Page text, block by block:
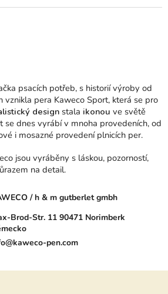
je 5 z 5 hvězdiček.
psacích potřeb, s historií výroby od
vznikla pera Kaweco Sport, která se pro
design stala ikonou ve světě
se dnes vyrábí v mnoha provedeních, od
i mosazné provedení plnicích per.
jsou vyráběny s láskou, pozorností,
na detail.
/ h & m gutberlet gmbh
Brod-Str. 11 90471 Norimberk
pen.com